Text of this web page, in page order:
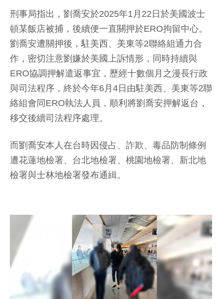
刑事局指出，劉喬安於2025年1月22日於美國波士
頓某飯店被捕，後續便一直關押於ERO拘留中心。
劉喬安遭關押後，駐美西、美東等2聯絡組通力合
作，密切注意劉嫌於美國上訴情形，同時持續與
ERO協調押解遣返事宜，歷經十數個月之漫長行政
與司法程序，終於今年6月4日由駐美西、美東等2聯
絡組會同ERO執法人員，順利將劉喬安押解返台，
移交後續司法程序處理。
而劉喬安本人在台時因侵占、詐欺、毒品防制條例
遭花蓮地檢署、台北地檢署、桃園地檢署、新北地
檢署與士林地檢署發布通緝。